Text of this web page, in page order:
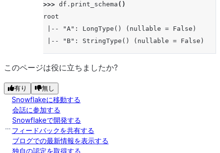
>>> df . print_schema ()
root
|-- "A": LongType() (nullable = False)
|-- "B": StringType() (nullable = False)
このページは役に立ちましたか?
有り 無し
Snowflakeに移動する
会話に参加する
Snowflakeで開発する
フィードバックを共有する
ブログでの最新情報を表示する
独自の認定を取得する